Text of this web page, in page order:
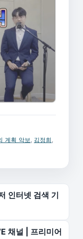
계획 악보, 김정희,
인터넷 검색 기
채널 | 프리미어